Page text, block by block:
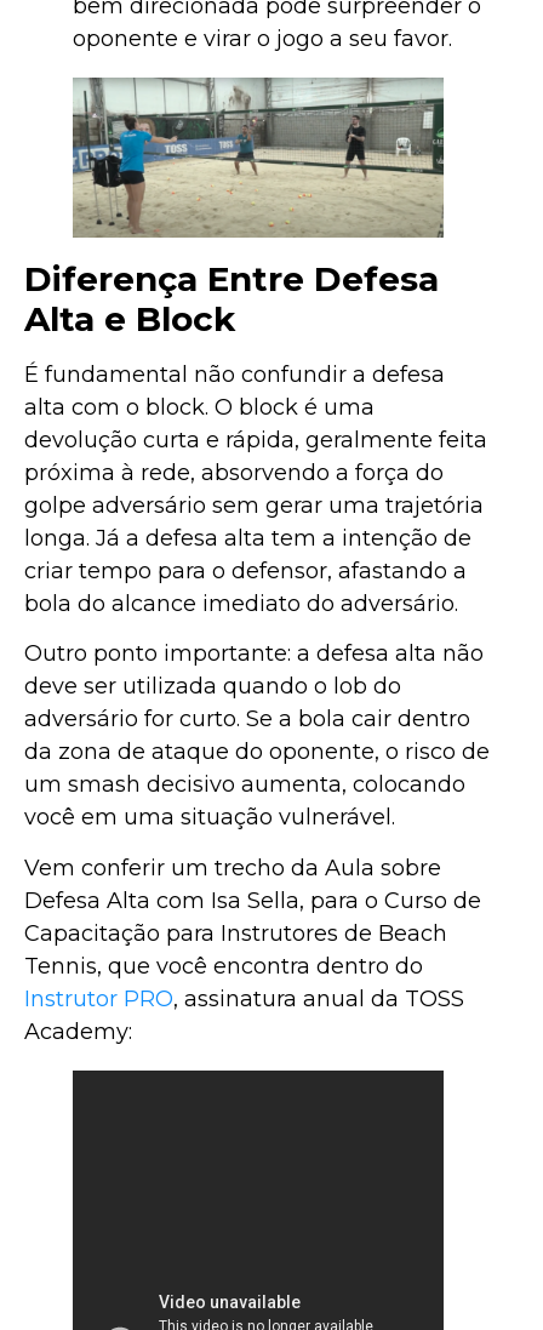
bem direcionada pode surpreender o
oponente e virar o jogo a seu favor.
Diferença Entre Defesa
Alta e Block
É fundamental não confundir a defesa
alta com o block. O block é uma
devolução curta e rápida, geralmente feita
próxima à rede, absorvendo a força do
golpe adversário sem gerar uma trajetória
longa. Já a defesa alta tem a intenção de
criar tempo para o defensor, afastando a
bola do alcance imediato do adversário.
Outro ponto importante: a defesa alta não
deve ser utilizada quando o lob do
adversário for curto. Se a bola cair dentro
da zona de ataque do oponente, o risco de
um smash decisivo aumenta, colocando
você em uma situação vulnerável.
Vem conferir um trecho da Aula sobre
Defesa Alta com Isa Sella, para o Curso de
Capacitação para Instrutores de Beach
Tennis, que você encontra dentro do
Instrutor PRO, assinatura anual da TOSS
Academy: